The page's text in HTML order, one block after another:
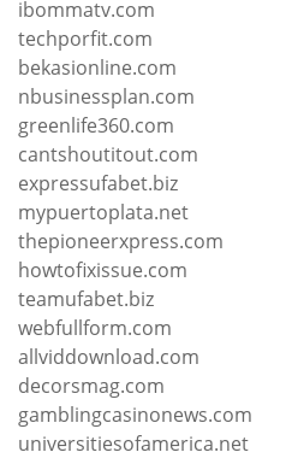
ibommatv.com
techporfit.com
bekasionline.com
nbusinessplan.com
greenlife360.com
cantshoutitout.com
expressufabet.biz
mypuertoplata.net
thepioneerxpress.com
howtofixissue.com
teamufabet.biz
webfullform.com
allviddownload.com
decorsmag.com
gamblingcasinonews.com
universitiesofamerica.net